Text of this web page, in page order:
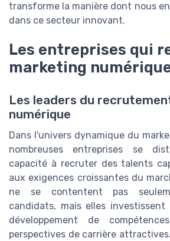
transforme la manière dont nous
dans ce secteur innovant.
Les entreprises qui
marketing
Les leaders du
numérique
Dans l'univers dynamique du
nombreuses entreprises se
capacité à recruter des talents
aux exigences croissantes du
ne se contentent pas
candidats, mais elles investissent
développement de
perspectives de carrière